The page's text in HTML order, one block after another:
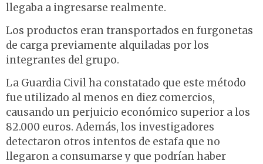
llegaba a ingresarse realmente.
Los productos eran transportados en furgonetas
de carga previamente alquiladas por los
integrantes del grupo.
La Guardia Civil ha constatado que este método
fue utilizado al menos en diez comercios,
causando un perjuicio económico superior a los
82.000 euros. Además, los investigadores
detectaron otros intentos de estafa que no
llegaron a consumarse y que podrían haber